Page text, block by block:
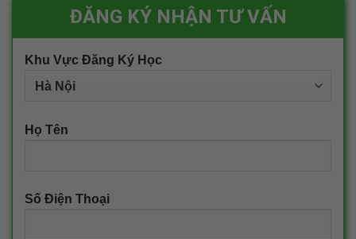
ĐĂNG KÝ NHẬN TƯ VẤN
Khu Vực Đăng Ký Học
Họ Tên
Số Điện Thoại